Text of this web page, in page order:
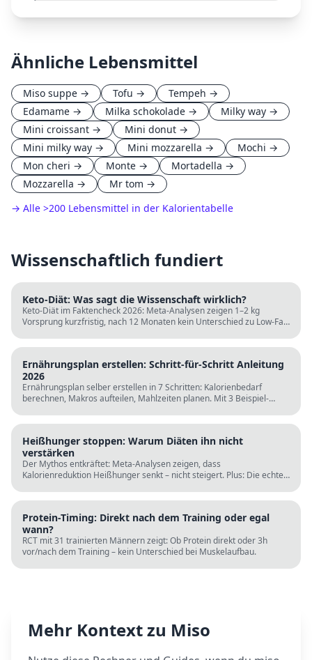
Ähnliche Lebensmittel
Miso suppe → Tofu → Tempeh →
Edamame → Milka schokolade → Milky way →
Mini croissant → Mini donut →
Mini milky way → Mini mozzarella → Mochi →
Mon cheri → Monte → Mortadella →
Mozzarella → Mr tom →
→ Alle >200 Lebensmittel in der Kalorientabelle
Wissenschaftlich fundiert
Keto-Diät: Was sagt die Wissenschaft wirklich?
Keto-Diät im Faktencheck 2026: Meta-Analysen zeigen 1–2 kg
Vorsprung kurzfristig, nach 12 Monaten kein Unterschied zu Low-Fat.
Ernährungsplan erstellen: Schritt-für-Schritt Anleitung
2026
Ernährungsplan selber erstellen in 7 Schritten: Kalorienbedarf
berechnen, Makros aufteilen, Mahlzeiten planen. Mit 3 Beispiel-
Heißhunger stoppen: Warum Diäten ihn nicht
verstärken
Der Mythos entkräftet: Meta-Analysen zeigen, dass
Kalorienreduktion Heißhunger senkt – nicht steigert. Plus: Die echten
Protein-Timing: Direkt nach dem Training oder egal
wann?
RCT mit 31 trainierten Männern zeigt: Ob Protein direkt oder 3h
vor/nach dem Training – kein Unterschied bei Muskelaufbau.
Mehr Kontext zu Miso